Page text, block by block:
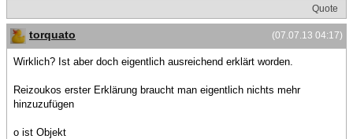
Quote
(07.07.13 04:17)
torquato
Wirklich? Ist aber doch eigentlich ausreichend erklärt worden.
Reizoukos erster Erklärung braucht man eigentlich nichts mehr
hinzuzufügen
o ist Objekt